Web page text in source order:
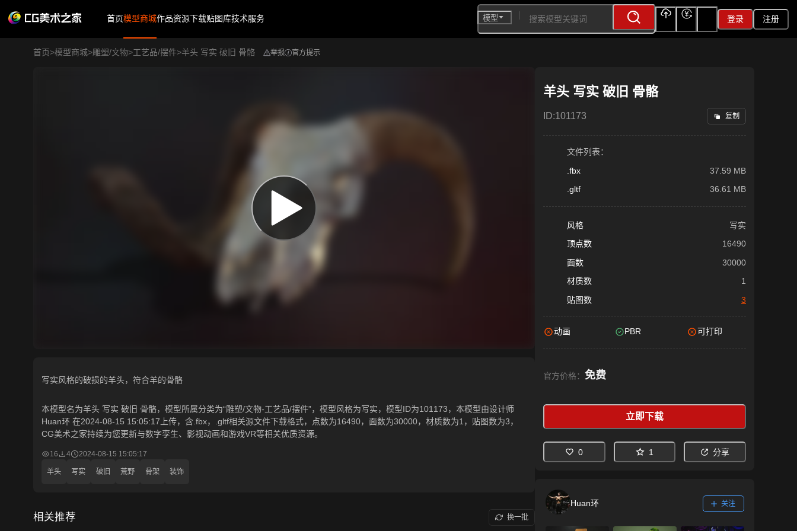
首页模型商城作品资源下载贴图库技术服务
模型
登录 注册
首页>模型商城>雕塑/文物>工艺品/摆件>羊头 写实 破旧 骨骼 举报 官方提示
写实风格的破损的羊头，符合羊的骨骼
本模型名为羊头 写实 破旧 骨骼，模型所属分类为“雕塑/文物-工艺品/摆件”，模型风格为写实，模型ID为101173，本模型由设计师
Huan环 在2024-08-15 15:05:17上传，含.fbx，.gltf相关源文件下载格式，点数为16490，面数为30000，材质数为1，贴图数为3，
CG美术之家持续为您更新与数字孪生、影视动画和游戏VR等相关优质资源。
16 4 2024-08-15 15:05:17
羊头 写实 破旧 荒野 骨架 装饰
相关推荐 换一批
羊头 写实 破旧 骨骼
ID:101173 复制
文件列表：
.fbx
37.59 MB
.gltf
36.61 MB
风格
写实
顶点数
16490
面数
30000
材质数
1
贴图数
3
动画 PBR 可打印
官方价格： 免费
立即下载
0 1 分享
Huan环 关注